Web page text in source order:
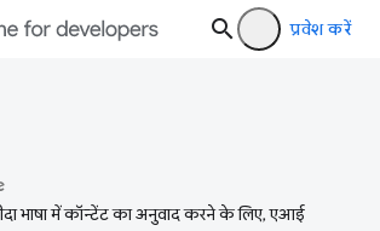
प्रवेश करें
भाषा में कॉन्टेंट का अनुवाद करने के लिए, एआई